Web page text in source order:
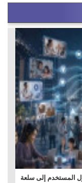
المستخدم إلى سلعة